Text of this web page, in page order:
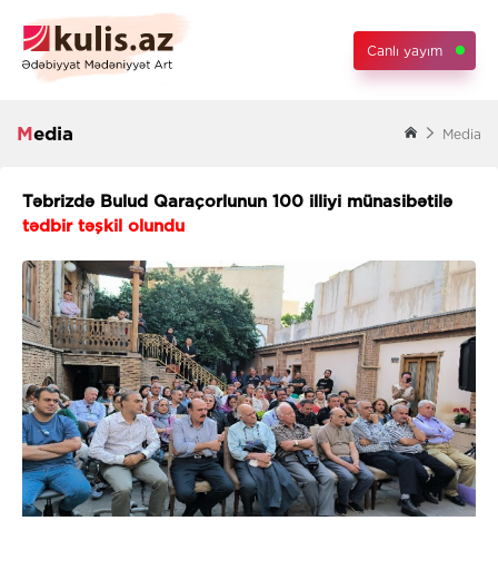
Canlı yayım
Media Media
Təbrizdə Bulud Qaraçorlunun 100 illiyi münasibətilə
tədbir təşkil olundu